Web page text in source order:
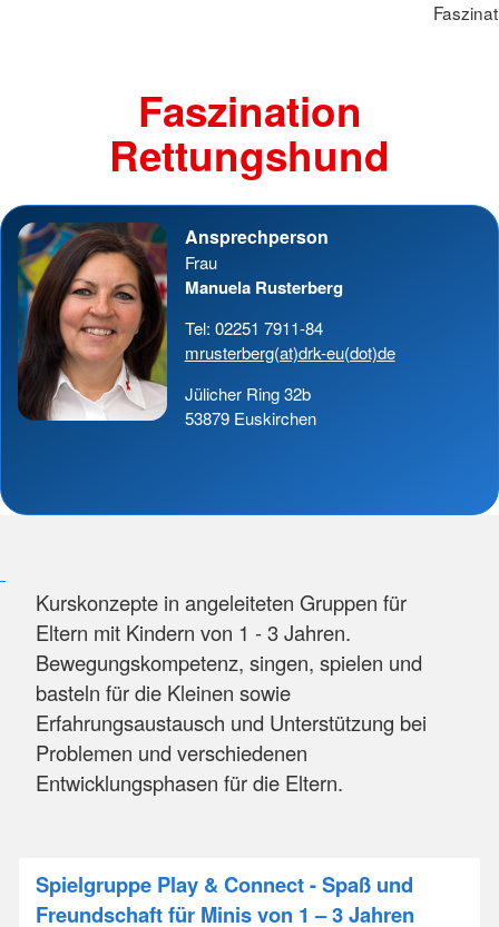
Faszination
Rettungshund
Ansprechperson
Frau
Manuela Rusterberg
Tel: 02251 7911-84
mrusterberg(at)drk-eu(dot)de
Jülicher Ring 32b
53879 Euskirchen
Kurskonzepte in angeleiteten Gruppen für
Eltern mit Kindern von 1 - 3 Jahren.
Bewegungskompetenz, singen, spielen und
basteln für die Kleinen sowie
Erfahrungsaustausch und Unterstützung bei
Problemen und verschiedenen
Entwicklungsphasen für die Eltern.
Spielgruppe Play & Connect - Spaß und
Freundschaft für Minis von 1 – 3 Jahren